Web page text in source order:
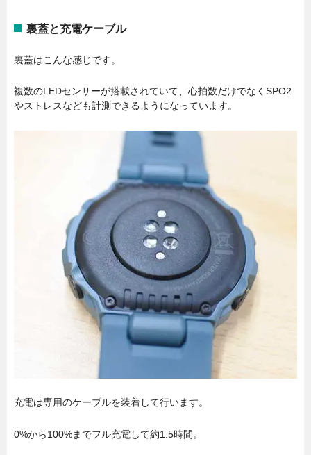
裏蓋と充電ケーブル
裏蓋はこんな感じです。
複数のLEDセンサーが搭載されていて、心拍数だけでなくSPO2
やストレスなども計測できるようになっています。
充電は専用のケーブルを装着して行います。
0%から100%までフル充電して約1.5時間。